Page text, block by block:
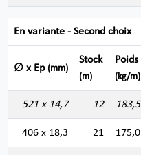
En variante - Second choix
∅ x Ep (mm)
Stock
(m)
Poids
(kg/m)
521 x 14,7 12 183,5
406 x 18,3 21 175,0